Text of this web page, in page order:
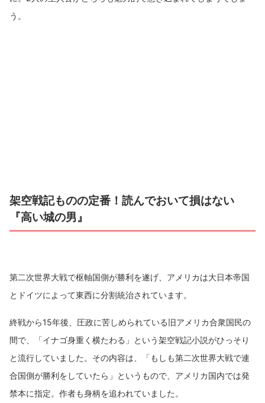
う。
架空戦記ものの定番！読んでおいて損はない
『高い城の男』
第二次世界大戦で枢軸国側が勝利を遂げ、アメリカは大日本帝国
とドイツによって東西に分割統治されています。
終戦から15年後、圧政に苦しめられている旧アメリカ合衆国民の
間で、「イナゴ身重く横たわる」という架空戦記小説がひっそり
と流行していました。その内容は、「もしも第二次世界大戦で連
合国側が勝利をしていたら」というもので、アメリカ国内では発
禁本に指定。作者も身柄を追われていました。